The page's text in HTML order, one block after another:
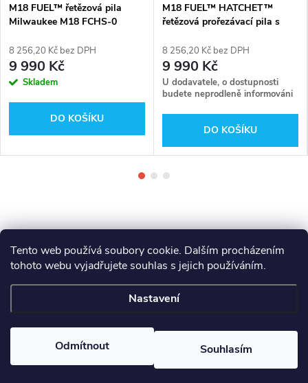
Tento web používá soubory cookie. Dalším procházením
tohoto webu vyjadřujete souhlas s jejich používáním.
Nastavení
Odmítnout Souhlasím
M18 FUEL™ řetězová pila
Milwaukee M18 FCHS-0
8 256,20 Kč bez DPH
9 990 Kč
Skladem
DO KOŠÍKU
M18 FUEL™ HATCHET™
řetězová prořezávací pila s
FHS20-0
8 256,20 Kč bez DPH
9 990 Kč
U dodavatele, o dostupnosti
budete neprodleně informováni
DO KOŠÍKU
Z
á
GAMA - NÁŘADÍ. Všechna práva vyhrazena.